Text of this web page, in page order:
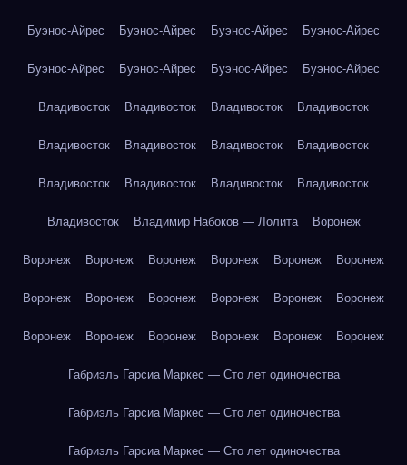
Буэнос-Айрес Буэнос-Айрес Буэнос-Айрес Буэнос-Айрес
Буэнос-Айрес Буэнос-Айрес Буэнос-Айрес Буэнос-Айрес
Владивосток Владивосток Владивосток Владивосток
Владивосток Владивосток Владивосток Владивосток
Владивосток Владивосток Владивосток Владивосток
Владивосток Владимир Набоков — Лолита Воронеж
Воронеж Воронеж Воронеж Воронеж Воронеж Воронеж
Воронеж Воронеж Воронеж Воронеж Воронеж Воронеж
Воронеж Воронеж Воронеж Воронеж Воронеж Воронеж
Габриэль Гарсиа Маркес — Сто лет одиночества
Габриэль Гарсиа Маркес — Сто лет одиночества
Габриэль Гарсиа Маркес — Сто лет одиночества